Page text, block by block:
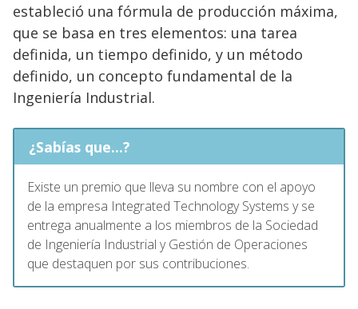
estableció una fórmula de producción máxima,
que se basa en tres elementos: una tarea
definida, un tiempo definido, y un método
definido, un concepto fundamental de la
Ingeniería Industrial.
¿Sabías que...?
Existe un premio que lleva su nombre con el apoyo
de la empresa Integrated Technology Systems y se
entrega anualmente a los miembros de la Sociedad
de Ingeniería Industrial y Gestión de Operaciones
que destaquen por sus contribuciones.